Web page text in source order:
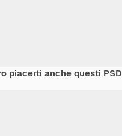
piacerti anche questi PSD